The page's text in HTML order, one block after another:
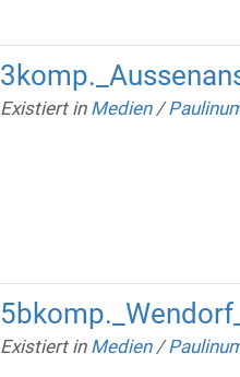
Existiert in Medien /
Existiert in Medien /